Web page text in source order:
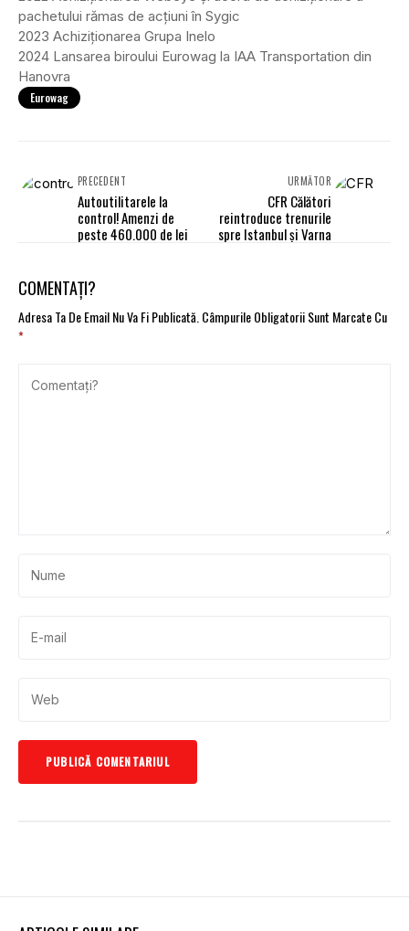
pachetului rămas de acțiuni în Sygic
2023 Achiziționarea Grupa Inelo
2024 Lansarea biroului Eurowag la IAA Transportation din
Hanovra
Eurowag
PRECEDENT
Autoutilitarele la
control! Amenzi de
peste 460.000 de lei
URMĂTOR
CFR Călători
reintroduce trenurile
spre Istanbul și Varna
COMENTAȚI?
Adresa Ta De Email Nu Va Fi Publicată. Câmpurile Obligatorii Sunt Marcate Cu
*